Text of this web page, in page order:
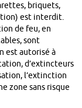
briquets,
est interdit.
de feu, en
sont
est autorisé à
d’extincteurs
l’extinction
zone sans risque